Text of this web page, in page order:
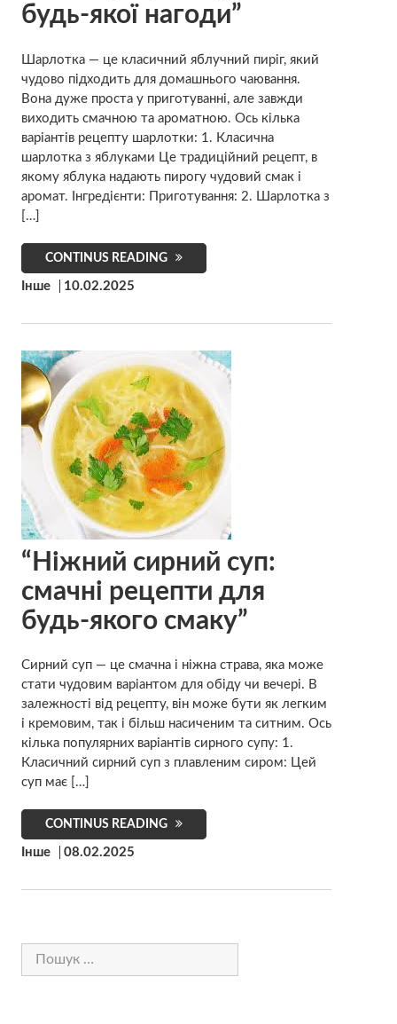
будь-якої нагоди”
Шарлотка — це класичний яблучний пиріг, який
чудово підходить для домашнього чаювання.
Вона дуже проста у приготуванні, але завжди
виходить смачною та ароматною. Ось кілька
варіантів рецепту шарлотки: 1. Класична
шарлотка з яблуками Це традиційний рецепт, в
якому яблука надають пирогу чудовий смак і
аромат. Інгредієнти: Приготування: 2. Шарлотка з
[…]
CONTINUS READING
Інше 10.02.2025
“Ніжний сирний суп:
смачні рецепти для
будь-якого смаку”
Сирний суп — це смачна і ніжна страва, яка може
стати чудовим варіантом для обіду чи вечері. В
залежності від рецепту, він може бути як легким
і кремовим, так і більш насиченим та ситним. Ось
кілька популярних варіантів сирного супу: 1.
Класичний сирний суп з плавленим сиром: Цей
суп має […]
CONTINUS READING
Інше 08.02.2025
Пошук: